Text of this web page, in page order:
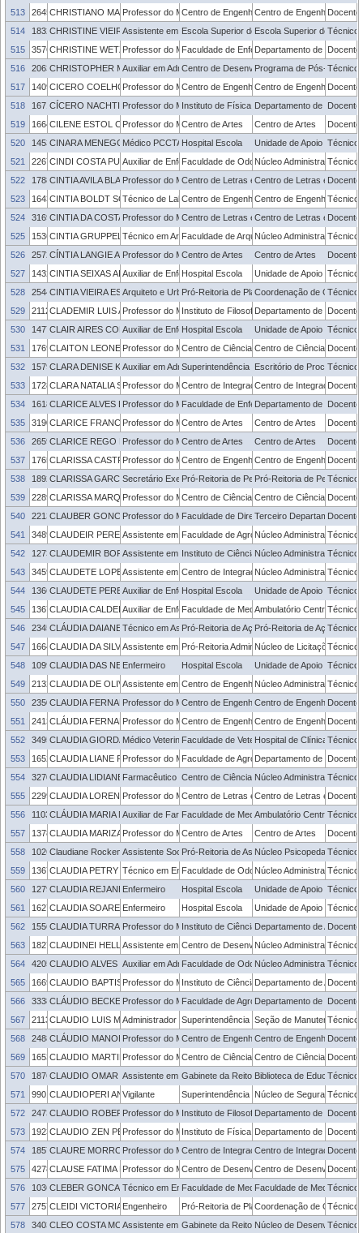
513
2645742CHRISTIANO MARTINO OTERO AVILA
Professor do Magistério Superior
Centro de EngenhariasCentro de Engenharias
Docente
514
1832801CHRISTINE VIEIRA SPIEKERAssistente em AdministraçãoEscola Superior de Educação Física e
Escola Superior deTécnico
515
357621CHRISTINE WETZELProfessor do Magistério Superior
Faculdade de EnfermagemDepartamento de Docente
516
2063613CHRISTOPHER MASKE DE MACEDO
Auxiliar em AdministraçãoCentro de Desenvolvimento Tecnológico
Programa de Pós-Técnico
517
1409251CICERO COELHO DE ESCOBARProfessor do Magistério Superior
Centro de EngenhariasCentro de Engenharias
Docente
518
1671044CÍCERO NACHTIGALLProfessor do Magistério Superior
Instituto de Física e Matemática
Departamento de Docente
519
1664789CILENE ESTOL CARDOSOProfessor do Magistério Superior
Centro de Artes Centro de Artes
Docente
520
1453141CINARA MENEGOTTO CAVALHEIRO KARAM
Médico PCCTAEHospital Escola Unidade de Apoio aoTécnico
521
2267930CINDI COSTA PUGGINAAuxiliar de EnfermagemFaculdade de OdontologiaNúcleo Administrativo - FO
Técnico
522
1788959CINTIA AVILA BLANKProfessor do Magistério Superior
Centro de Letras e Comunicação
Centro de Letras eDocente
523
1643667CINTIA BOLDT SOUZATécnico de LaboratórioCentro de EngenhariasCentro de Engenharias
Técnico
524
3169111CINTIA DA COSTA ALCANTARAProfessor do Magistério Superior
Centro de Letras e Comunicação
Centro de Letras eDocente
525
1536960CINTIA GRUPPELLI DA SILVATécnico em Artes GráficasFaculdade de Arquitetura e Urbanismo
Núcleo Administrativo -Técnico
526
2572790CÍNTIA LANGIE ARAUJOProfessor do Magistério Superior
Centro de Artes Centro de Artes
Docente
527
1432891CINTIA SEIXAS AIRESAuxiliar de EnfermagemHospital Escola Unidade de Apoio aoTécnico
528
2544994CINTIA VIEIRA ESSINGERArquiteto e UrbanistaPró-Reitoria de Planejamento e
Coordenação de Gestão
Técnico
529
2112283CLADEMIR LUIS ARALDIProfessor do Magistério Superior
Instituto de Filosofia, Sociologia e Política
Departamento de Filosofia
Docente
530
1477269CLAIR AIRES CORREAAuxiliar de EnfermagemHospital Escola Unidade de Apoio aoTécnico
531
1769610CLAITON LEONETI LENCINAProfessor do Magistério Superior
Centro de Ciências Químicas, Farmacêuticas
Centro de CiênciasDocente
532
1579781CLARA DENISE KEGLES PORTO
Auxiliar em AdministraçãoSuperintendência de Gestão de Tecnologia
Escritório de Processos
Técnico
533
1728467CLARA NATALIA STEIGLEDER WALTER
Professor do Magistério Superior
Centro de Integração do Mercosul
Centro de Integração do
Docente
534
1618665CLARICE ALVES BONOWProfessor do Magistério Superior
Faculdade de EnfermagemDepartamento de Docente
535
3190874CLARICE FRANCO DE SOUZAProfessor do Magistério Superior
Centro de Artes Centro de Artes
Docente
536
2659754CLARICE REGO MAGALHAESProfessor do Magistério Superior
Centro de Artes Centro de Artes
Docente
537
1765973CLARISSA CASTRO CALDERIPE MONTELLI
Professor do Magistério Superior
Centro de EngenhariasCentro de Engenharias
Docente
538
1892227CLARISSA GARCIA GUIDOTTI
Secretário ExecutivoPró-Reitoria de Pesquisa e Pós-Graduação
Pró-Reitoria de Pesquisa
Técnico
539
2289304CLARISSA MARQUES MOREIRA DOS SANTOS
Professor do Magistério Superior
Centro de Ciências Químicas, Farmacêuticas
Centro de CiênciasDocente
540
2213753CLAUBER GONCALVES DOS SANTOS
Professor do Magistério Superior
Faculdade de DireitoTerceiro Departamento
Docente
541
3489346CLAUDEIR PEREIRA FERREIRAAssistente em AdministraçãoFaculdade de Agronomia Eliseu Maciel
Núcleo Administrativo -Técnico
542
1273515CLAUDEMIR BORGES DA ROSA JÚNIOR
Assistente em AdministraçãoInstituto de Ciências HumanasNúcleo Administrativo - ICH
Técnico
543
3459213CLAUDETE LOPER SCHWANTZ TAVARES
Assistente em AdministraçãoCentro de Integração do Mercosul
Núcleo Administrativo - CIM
Técnico
544
1366359CLAUDETE PERES DAS NEVES
Auxiliar de EnfermagemHospital Escola Unidade de Apoio aoTécnico
545
1367405CLAUDIA CALDEIRA GOMESAuxiliar de EnfermagemFaculdade de MedicinaAmbulatório Central daTécnico
546
2345585CLÁUDIA DAIANE GARCIA MOLETTécnico em Assuntos Educacionais
Pró-Reitoria de Ações Afirmativas e Equidade
Pró-Reitoria de AçõesTécnico
547
1664321CLAUDIA DA SILVA CAMPELOAssistente em AdministraçãoPró-Reitoria AdministrativaNúcleo de LicitaçõesTécnico
548
1099927CLAUDIA DAS NEVES HISSE
Enfermeiro Hospital Escola Unidade de Apoio aoTécnico
549
2132996CLAUDIA DE OLIVEIRA FARIASAssistente em Administração
Centro de EngenhariasNúcleo Administrativo -
Técnico
550
2350048CLAUDIA FERNANDA ALMEIDA TEIXEIRA GANDRA
Professor do Magistério Superior
Centro de EngenhariasCentro de Engenharias
Docente
551
2413480CLÁUDIA FERNANDA LEMONS E SILVA
Professor do Magistério Superior
Centro de EngenhariasCentro de Engenharias
Docente
552
3495106CLAUDIA GIORDANIMédico Veterinário PCCTAEFaculdade de VeterináriaHospital de ClínicaTécnico
553
1652863CLAUDIA LIANE RODRIGUES DE LIMA
Professor do Magistério Superior
Faculdade de Agronomia Eliseu Maciel
Departamento de Solos
Docente
554
3270823CLAUDIA LIDIANE CARVALHO DA CUNHA
Farmacêutico Centro de Ciências Químicas, Farmacêuticas
Núcleo Administrativo -
Técnico
555
2299813CLAUDIA LORENA VOUTO DA FONSECA
Professor do Magistério Superior
Centro de Letras e Comunicação
Centro de Letras eDocente
556
1103410CLÁUDIA MARIA MACHADO BRAZIL
Auxiliar de FarmáciaFaculdade de MedicinaAmbulatório Central daTécnico
557
1378705CLAUDIA MARIZA MATTOS BRANDAO
Professor do Magistério Superior
Centro de Artes Centro de Artes
Docente
558
1026105Claudiane Rockembach Gonçalves
Assistente SocialPró-Reitoria de Assuntos Estudantis
Núcleo Psicopedagógico
Técnico
559
1367406CLAUDIA PETRY MACHADOTécnico em EnfermagemFaculdade de OdontologiaNúcleo Administrativo - FO
Técnico
560
1279617CLAUDIA REJANE MEWS PETER
Enfermeiro Hospital Escola Unidade de Apoio aoTécnico
561
1627062CLAUDIA SOARES COSTA
Enfermeiro Hospital Escola Unidade de Apoio aoTécnico
562
1556361CLAUDIA TURRA MAGNIProfessor do Magistério Superior
Instituto de Ciências Humanas
Departamento de
Docente
563
1827629CLAUDINEI HELLWIG HOFSAssistente em AdministraçãoCentro de Desenvolvimento Tecnológico
Núcleo Administrativo -
Técnico
564
420552CLAUDIO ALVES FAGUNDESAuxiliar em AdministraçãoFaculdade de OdontologiaNúcleo Administrativo - FO
Técnico
565
1669272CLAUDIO BAPTISTA CARLEProfessor do Magistério Superior
Instituto de Ciências Humanas
Departamento de
Docente
566
3338706CLÁUDIO BECKERProfessor do Magistério Superior
Faculdade de Agronomia Eliseu Maciel
Departamento de Ciências
Docente
567
2113076CLAUDIO LUIS MOURA DA SILVA
Administrador de EdifíciosSuperintendência de Infraestrutura
Seção de Manutenção dos
Técnico
568
2488285CLÁUDIO MANOEL DA CUNHA DUARTE
Professor do Magistério Superior
Centro de EngenhariasCentro de Engenharias
Docente
569
1653436CLAUDIO MARTIN PEREIRA DE PEREIRA
Professor do Magistério Superior
Centro de Ciências Químicas, Farmacêuticas
Centro de CiênciasDocente
570
1876275CLAUDIO OMAR VITORIA ALVES
Assistente em Administração
Gabinete da ReitoriaBiblioteca de Educação
Técnico
571
990126CLAUDIOPERI ANSELMO SILVA DA SILVA
Vigilante Superintendência de Infraestrutura
Núcleo de SegurançaTécnico
572
2473974CLAUDIO ROBERTO COGO LEIVAS
Professor do Magistério Superior
Instituto de Filosofia, Sociologia e Política
Departamento de Filosofia
Docente
573
1923567CLAUDIO ZEN PETERSENProfessor do Magistério Superior
Instituto de Física e Matemática
Departamento de Docente
574
1857158CLAURE MORRONE BARBAT PARFITT
Professor do Magistério Superior
Centro de Integração do Mercosul
Centro de Integração do
Docente
575
4278550CLAUSE FATIMA DE BRUM PIANAProfessor do Magistério Superior
Centro de Desenvolvimento Tecnológico
Centro de
Docente
576
1036678CLEBER GONCALVES SOARES
Técnico em EnfermagemFaculdade de MedicinaFaculdade de Medicina
Técnico
577
2757714CLEIDI VICTORIA PINTO
Engenheiro Pró-Reitoria de Planejamento eCoordenação de Obras e
Técnico
578
3403278CLEO COSTA MORAISAssistente em Administração
Gabinete da ReitoriaNúcleo de Técnico